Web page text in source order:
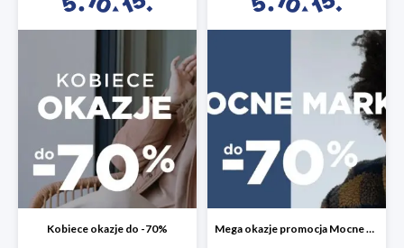
Kobiece okazje do -70% Mega okazje promocja Mocne marki do -70%